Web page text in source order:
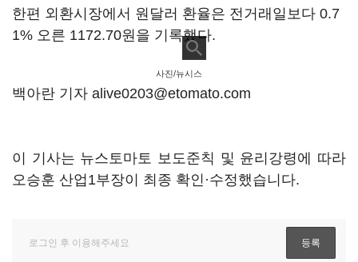
한편 외환시장에서 원달러 환율은 전거래일보다 0.7
1% 오른 1172.70원을 기록했다.
사진/뉴시스
백아란 기자 alive0203@etomato.com
이 기사는 뉴스토마토 보도준칙 및 윤리강령에 따라
오승훈 산업1부장이 최종 확인·수정했습니다.